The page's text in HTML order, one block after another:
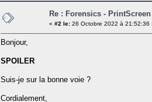
Re : Forensics - PrintScreen
« #2 le: 26 Octobre 2022 à 21:52:36
Bonjour,
SPOILER
Suis-je sur la bonne voie ?
Cordialement,